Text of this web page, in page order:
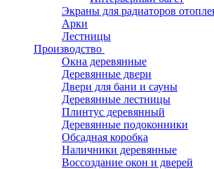
Экраны для радиаторов
Арки
Лестницы
Производство
Окна деревянные
Деревянные двери
Двери для бани и сауны
Деревянные лестницы
Плинтус деревянный
Деревянные подоконники
Обсадная коробка
Наличники деревянные
Воссоздание окон и дверей